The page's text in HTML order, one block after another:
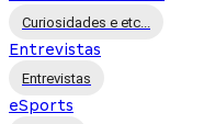
Curiosidades e etc...
Entrevistas
Entrevistas
eSports